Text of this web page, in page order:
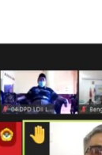
Anak
Zainuddin
25 Juli 2026